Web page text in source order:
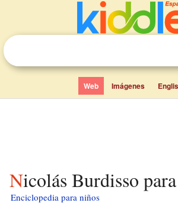
Web Imágenes
Nicolás Burdisso
Enciclopedia para niños